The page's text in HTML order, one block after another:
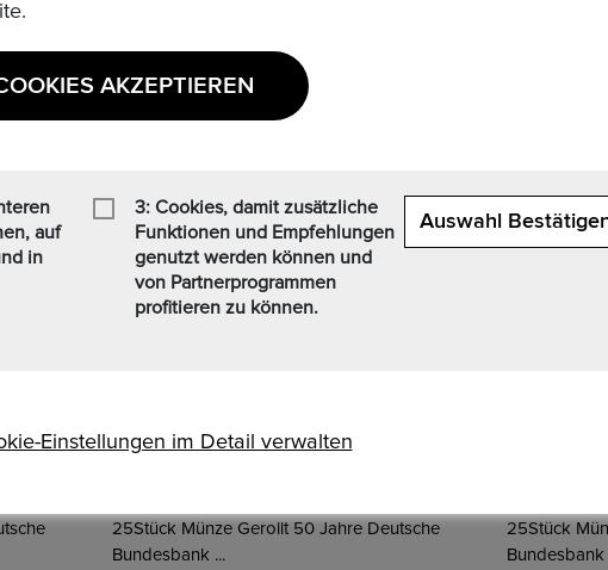
FESTPREISPRODUKTE
25Stück Münze Gerollt 50 Jahre Deutsche
Bundesbank ...
25Stück
Bundesbank
AKZEPTIEREN
auf
in
3: Cookies, damit zusätzliche
Funktionen und Empfehlungen
genutzt werden können und
von Partnerprogrammen
profitieren zu können.
Auswahl
Einstellungen im Detail verwalten